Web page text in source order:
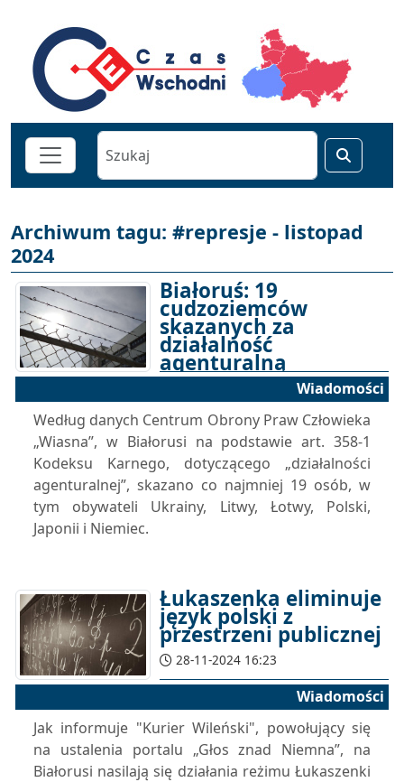
Archiwum tagu: #represje - listopad
2024
Białoruś: 19
cudzoziemców
skazanych za
działalność
agenturalną
Wiadomości
Według danych Centrum Obrony Praw Człowieka
„Wiasna”, w Białorusi na podstawie art. 358-1
Kodeksu Karnego, dotyczącego „działalności
agenturalnej”, skazano co najmniej 19 osób, w
tym obywateli Ukrainy, Litwy, Łotwy, Polski,
Japonii i Niemiec.
Łukaszenka eliminuje
język polski z
przestrzeni publicznej
28-11-2024 16:23
Wiadomości
Jak informuje "Kurier Wileński", powołujący się
na ustalenia portalu „Głos znad Niemna”, na
Białorusi nasilają się działania reżimu Łukaszenki